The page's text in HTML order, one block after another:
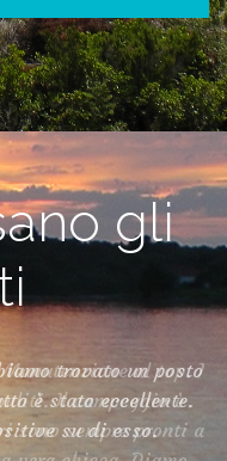
gli
trovato un posto
è stato eccellente.
su di esso.